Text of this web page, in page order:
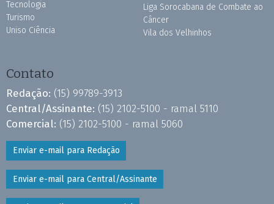
Tecnologia
Turismo
Uniso Ciência
Liga Sorocabana de Combate ao
Câncer
Vila dos Velhinhos
Contato
Redação: (15) 99789-3913
Central/Assinante: (15) 2102-5100 - ramal 5110
Comercial: (15) 2102-5100 - ramal 5060
Enviar e-mail para Redação
Enviar e-mail para Central/Assinante